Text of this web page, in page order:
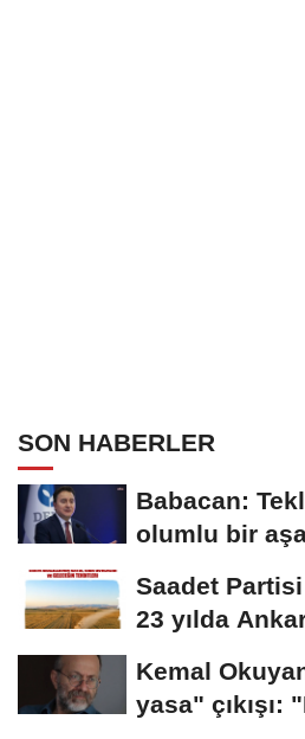
SON HABERLER
Babacan:
olumlu bir
Saadet
23 yılda
Kemal
yasa" çıkışı: